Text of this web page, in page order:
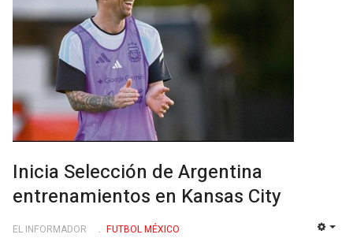
Inicia Selección de Argentina
entrenamientos en Kansas City
EL INFORMADOR
FUTBOL MÉXICO